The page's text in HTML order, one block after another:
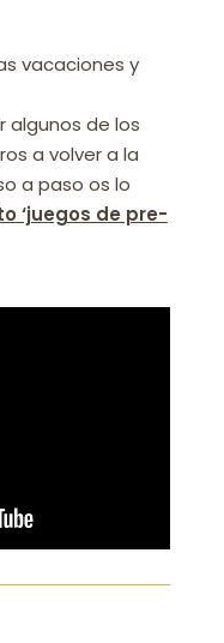
vacaciones y
algunos de los
a volver a la
a paso os lo
‘juegos de pre-